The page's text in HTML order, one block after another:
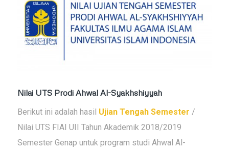
Nilai UTS Prodi Ahwal Al-Syakhshiyyah
Berikut ini adalah hasil Ujian Tengah Semester /
Nilai UTS FIAI UII Tahun Akademik 2018/2019
Semester Genap untuk program studi Ahwal Al-